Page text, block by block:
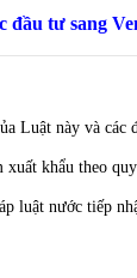
tư sang
Luật này và các
khẩu theo
luật nước tiếp